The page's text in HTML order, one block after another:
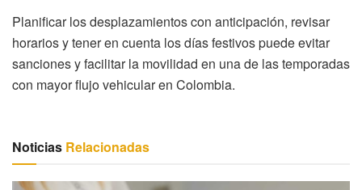
Planificar los desplazamientos con anticipación, revisar
horarios y tener en cuenta los días festivos puede evitar
sanciones y facilitar la movilidad en una de las temporadas
con mayor flujo vehicular en Colombia.
Noticias Relacionadas